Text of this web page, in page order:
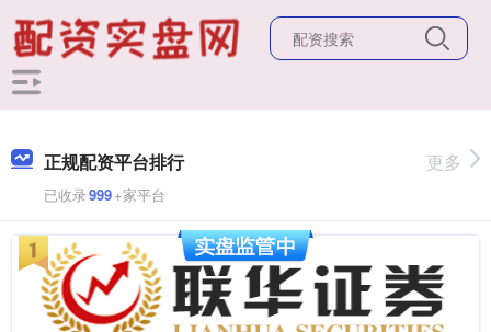
正规配资平台排行
已收录999+家平台
更多